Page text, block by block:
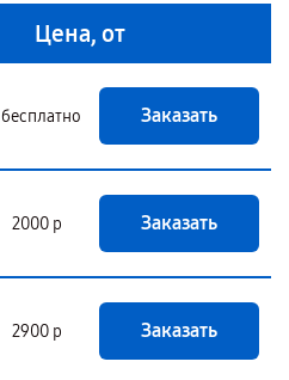
Цена, от
бесплатно Заказать
2000 р Заказать
2900 р Заказать